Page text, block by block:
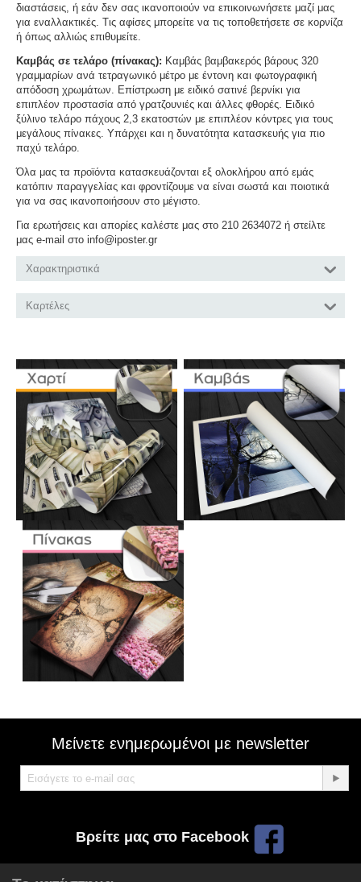
διαστάσεις, ή εάν δεν σας ικανοποιούν να επικοινωνήσετε μαζί μας
για εναλλακτικές. Τις αφίσες μπορείτε να τις τοποθετήσετε σε κορνίζα
ή όπως αλλιώς επιθυμείτε.
Καμβάς σε τελάρο (πίνακας): Καμβάς βαμβακερός βάρους 320
γραμμαρίων ανά τετραγωνικό μέτρο με έντονη και φωτογραφική
απόδοση χρωμάτων. Επίστρωση με ειδικό σατινέ βερνίκι για
επιπλέον προστασία από γρατζουνιές και άλλες φθορές. Ειδικό
ξύλινο τελάρο πάχους 2,3 εκατοστών με επιπλέον κόντρες για τους
μεγάλους πίνακες. Υπάρχει και η δυνατότητα κατασκευής για πιο
παχύ τελάρο.
Όλα μας τα προϊόντα κατασκευάζονται εξ ολοκλήρου από εμάς
κατόπιν παραγγελίας και φροντίζουμε να είναι σωστά και ποιοτικά
για να σας ικανοποιήσουν στο μέγιστο.
Για ερωτήσεις και απορίες καλέστε μας στο 210 2634072 ή στείλτε
μας e-mail στο info@iposter.gr
Χαρακτηριστικά
Καρτέλες
Μείνετε ενημερωμένοι με newsletter
Βρείτε μας στο Facebook